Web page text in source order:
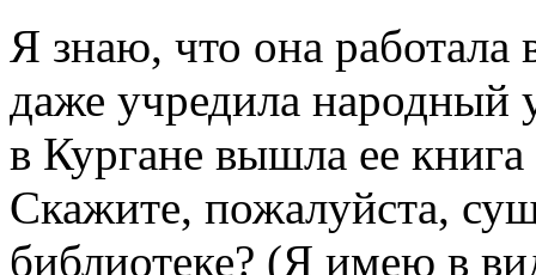
Я знаю, что она работала
даже учредила народный
в Кургане вышла ее
Скажите, пожалуйста,
библиотеке? (Я имею в